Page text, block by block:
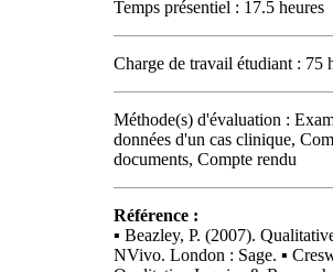
Temps présentiel : 17.5 heures
Charge de travail étudiant : 75
Méthode(s) d'évaluation :
données d'un cas clinique,
documents, Compte rendu
Référence :
▪ Beazley, P. (2007).
NVivo. London : Sage. ▪